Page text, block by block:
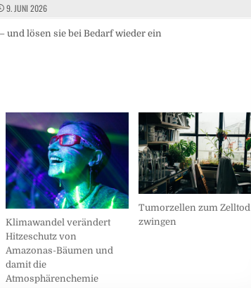
9. JUNI 2026
und lösen sie bei Bedarf wieder ein
Klimawandel verändert
Hitzeschutz von
Amazonas-Bäumen und
damit die
Atmosphärenchemie
Tumorzellen zum Zelltod
zwingen